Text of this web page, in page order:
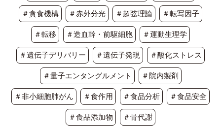
＃貪食機構 ＃赤外分光 ＃超弦理論 ＃転写因子
＃転移 ＃造血幹・前駆細胞 ＃運動生理学
＃遺伝子デリバリー ＃遺伝子発現 ＃酸化ストレス
＃量子エンタングルメント ＃院内製剤
＃非小細胞肺がん ＃食作用 ＃食品分析 ＃食品安全
＃食品添加物 ＃骨代謝